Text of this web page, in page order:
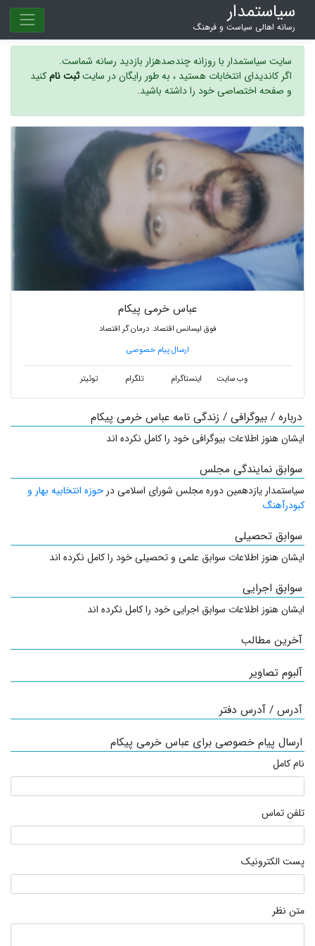
سیاستمدار
رسانه اهالی سیاست و فرهنگ
سایت سیاستمدار با روزانه چندصدهزار بازدید رسانه شماست.
اگر کاندیدای انتخابات هستید ، به طور رایگان در سایتثبت نامکنید
و صفحه اختصاصی خود را داشته باشید.
عباس خرمی پیکام
فوق لیسانس اقتصاد. درمان گر اقتصاد
ارسال پیام خصوصی
وب سایت اینستاگرام تلگرام توئیتر
درباره / بیوگرافی / زندگی نامه عباس خرمی پیکام
ایشان هنوز اطلاعات بیوگرافی خود را کامل نکرده اند
سوابق نمایندگی مجلس
سیاستمداریازدهمین دوره مجلس شورای اسلامی درحوزه انتخابیه بهار و
کبودرآهنگ
سوابق تحصیلی
ایشان هنوز اطلاعات سوابق علمی و تحصیلی خود را کامل نکرده اند
سوابق اجرایی
ایشان هنوز اطلاعات سوابق اجرایی خود را کامل نکرده اند
آخرین مطالب
آلبوم تصاویر
آدرس / آدرس دفتر
ارسال پیام خصوصی برای عباس خرمی پیکام
نام کامل
تلفن تماس
پست الکترونیک
متن نظر